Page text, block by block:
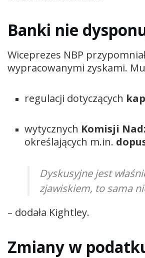
Banki nie
Wiceprezes NBP
wypracowanymi zyskami.
regulacji dotyczących
wytycznych Komisji
określających m.in.
Dyskusyjne jest
zjawiskiem, to sama
– dodała Kightley.
Zmiany w